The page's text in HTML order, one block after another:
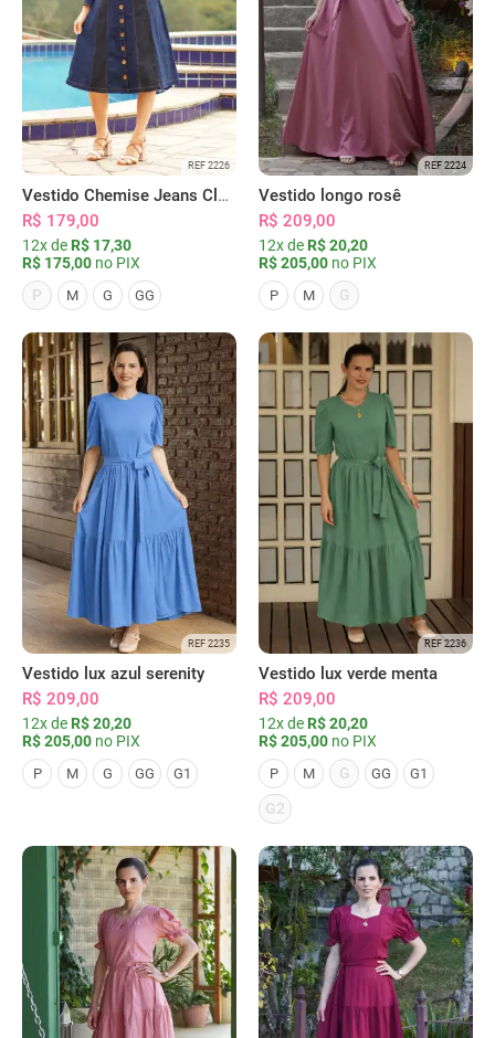
REF 2226
Vestido Chemise Jeans Clássica Serena
R$ 179,00
12x de R$ 17,30
R$ 175,00 no PIX
P
M G GG
REF 2224
Vestido longo rosê
R$ 209,00
12x de R$ 20,20
R$ 205,00 no PIX
P M G
REF 2235
Vestido lux azul serenity
R$ 209,00
12x de R$ 20,20
R$ 205,00 no PIX
P M G GG G1
REF 2236
Vestido lux verde menta
R$ 209,00
12x de R$ 20,20
R$ 205,00 no PIX
P M G GG G1
G2